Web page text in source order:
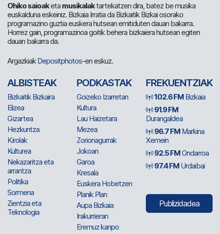
Ohiko saioaketa musikalaktartekatzen dira, batez be musika
euskalduna eskeiniz. Bizkaia Irratia da Bizkaitik Bizkai osorako
programazino guztia euskera hutsean emitiduten dauan bakarra.
Horrez gain, programazinoa goitik behera bizkaiera hutsean egiten
dauan bakarra da.
ArgazkiakDepositphotos-en eskuz.
ALBISTEAK
Bizkaitik Bizkaira
Elizea
Gizartea
Hezkuntza
Kirolak
Kulturea
Nekazaritza eta
arrantza
Politika
Sormena
Zientzia eta
Teknologia
PODKASTAK
Goizeko Izarretan
Kultura
Lau Haizetara
Mezea
Zorionagurrak
Jokoan
Garoa
Kresala
Euskera Hobetzen
Planik Plan
Aupa Bizkaia
Irakurrieran
Eremuz kanpo
FREKUENTZIAK
102.6 FM Bizkaia
91.9 FM
Durangaldea
96.7 FM Markina
Xemein
92.5 FMOndarroa
97.4 FM Urdaibai
Publizidadea